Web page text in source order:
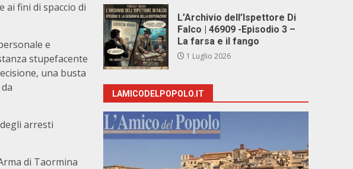
ai fini di spaccio di
e
stupefacente
una busta
arresti
di Taormina
L’Archivio dell’Ispettore Di
Falco | 46909 -Episodio 3 –
La farsa e il fango
1 Luglio 2026
LAMICODELPOPOLO.IT